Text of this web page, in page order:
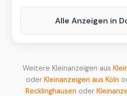
Alle Anzeigen in
Weitere Kleinanzeigen aus
oder Kleinanzeigen aus Köln
Recklinghausenoder